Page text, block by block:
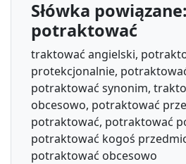
Słówka powiązane:
potraktować
traktować angielski,
protekcjonalnie,
potraktować synonim,
obcesowo, potraktować
potraktować, potraktować
potraktować kogoś
potraktować obcesowo